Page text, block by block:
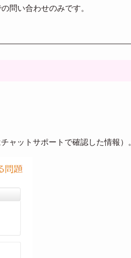
問い合わせのみです。
ャットサポートで確認した情報）。